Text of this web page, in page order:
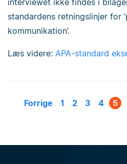
standardens retningslinjer for
kommunikation’.
Læs videre: APA-standard
Forrige 1 2 3 4 5